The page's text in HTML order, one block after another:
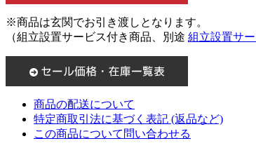
※商品は玄関でお引き渡しとなります。
（組立設置サービス付き商品、別途 組立設置サ
商品の配送について
特定商取引法に基づく表記 (返品など)
この商品について問い合わせる